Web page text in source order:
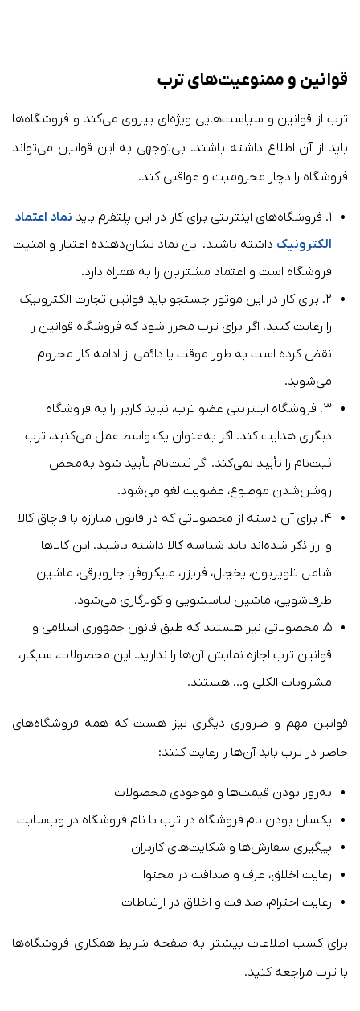
قوانین و ممنوعیت‌های ترب
ترب از قوانین و سیاست‌هایی ویژه‌ای پیروی می‌کند و فروشگاه‌ها
باید از آن اطلاع داشته باشند. بی‌توجهی به این قوانین می‌تواند
فروشگاه را دچار محرومیت و عواقبی کند.
۱. فروشگاه‌های اینترنتی برای کار در این پلتفرم باید
نماد اعتماد
الکترونیک داشته باشند. این نماد نشان‌دهنده اعتبار و امنیت
فروشگاه است و اعتماد مشتریان را به همراه دارد.
۲. برای کار در این موتور جستجو باید قوانین تجارت الکترونیک
را رعایت کنید. اگر برای ترب محرز شود که فروشگاه قوانین را
نقض کرده است به طور موقت یا دائمی از ادامه کار محروم
می‌شوید.
۳. فروشگاه اینترنتی عضو ترب، نباید کاربر را به فروشگاه
دیگری هدایت کند. اگر به‌عنوان یک واسط عمل می‌کنید، ترب
ثبت‌نام را تأیید نمی‌کند. اگر ثبت‌نام تأیید شود به‌محض
روشن‌شدن موضوع، عضویت لغو می‌شود.
۴. برای آن دسته از محصولاتی که در قانون مبارزه با قاچاق کالا
و ارز ذکر شده‌اند باید شناسه کالا داشته باشید. این کالاها
شامل تلویزیون، یخچال، فریزر، مایکروفر، جاروبرقی، ماشین
ظرف‌شویی، ماشین لباسشویی و کولرگازی می‌شود.
۵. محصولاتی نیز هستند که طبق قانون جمهوری اسلامی و
قوانین ترب اجازه نمایش آن‌ها را ندارید. این محصولات، سیگار،
مشروبات الکلی و… هستند.
قوانین مهم و ضروری دیگری نیز هست که همه فروشگاه‌های
حاضر در ترب باید آن‌ها را رعایت کنند:
به‌روز بودن قیمت‌ها و موجودی محصولات
یکسان بودن نام فروشگاه در ترب با نام فروشگاه در وب‌سایت
پیگیری سفارش‌ها و شکایت‌های کاربران
رعایت اخلاق، عرف و صداقت در محتوا
رعایت احترام، صداقت و اخلاق در ارتباطات
برای کسب اطلاعات بیشتر به صفحه شرایط همکاری فروشگاه‌ها
با ترب مراجعه کنید.